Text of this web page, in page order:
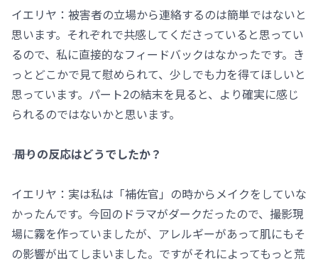
イエリヤ：被害者の立場から連絡するのは簡単ではないと
思います。それぞれで共感してくださっていると思ってい
るので、私に直接的なフィードバックはなかったです。き
っとどこかで見て慰められて、少しでも力を得てほしいと
思っています。パート2の結末を見ると、より確実に感じ
られるのではないかと思います。
―― 周りの反応はどうでしたか？
イエリヤ：実は私は「補佐官」の時からメイクをしていな
かったんです。今回のドラマがダークだったので、撮影現
場に霧を作っていましたが、アレルギーがあって肌にもそ
の影響が出てしまいました。ですがそれによってもっと荒